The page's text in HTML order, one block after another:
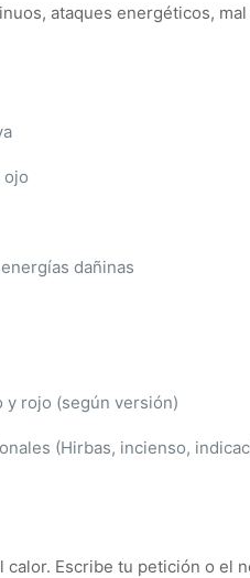
ataques energéticos,
ojo
dañinas
y rojo (según versión)
(Hirbas, incienso,
Escribe tu petición o el